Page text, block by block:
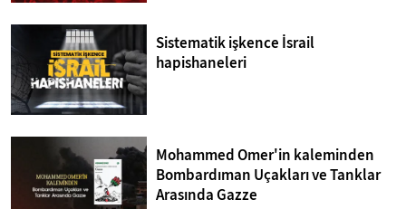
Sistematik işkence İsrail
hapishaneleri
Mohammed Omer'in kaleminden
Bombardıman Uçakları ve Tanklar
Arasında Gazze